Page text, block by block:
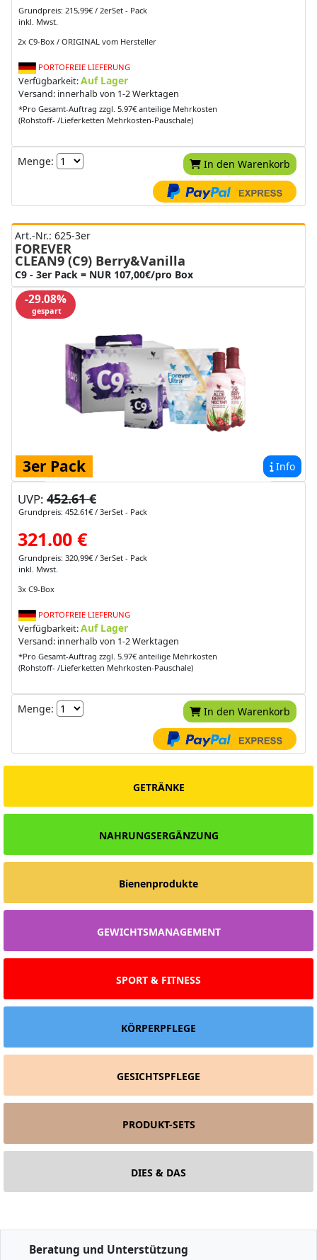
Grundpreis: 215,99€ / 2erSet - Pack
inkl. Mwst.
2x C9-Box / ORIGINAL vom Hersteller
PORTOFREIE LIEFERUNG
Verfügbarkeit:Auf Lager
Versand: innerhalb von 1-2 Werktagen
*Pro Gesamt-Auftrag zzgl. 5.97€ anteilige Mehrkosten
(Rohstoff- /Lieferketten Mehrkosten-Pauschale)
Menge: In den Warenkorb
Art.-Nr.: 625-3er
FOREVER
CLEAN9 (C9) Berry&Vanilla
C9 - 3er Pack = NUR 107,00€/pro Box
-29.08%
gespart
Info
3er Pack
UVP: 452.61 €
Grundpreis: 452.61€ / 3erSet - Pack
321.00 €
Grundpreis: 320,99€ / 3erSet - Pack
inkl. Mwst.
3x C9-Box
PORTOFREIE LIEFERUNG
Verfügbarkeit:Auf Lager
Versand: innerhalb von 1-2 Werktagen
*Pro Gesamt-Auftrag zzgl. 5.97€ anteilige Mehrkosten
(Rohstoff- /Lieferketten Mehrkosten-Pauschale)
Menge: In den Warenkorb
GETRÄNKE
NAHRUNGSERGÄNZUNG
Bienenprodukte
GEWICHTSMANAGEMENT
SPORT & FITNESS
KÖRPERPFLEGE
GESICHTSPFLEGE
PRODUKT-SETS
DIES & DAS
Beratung und Unterstützung